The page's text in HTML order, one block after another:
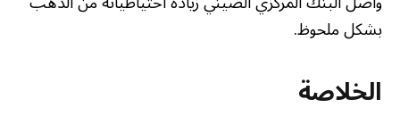
بشكل ملحوظ.
الخلاصة